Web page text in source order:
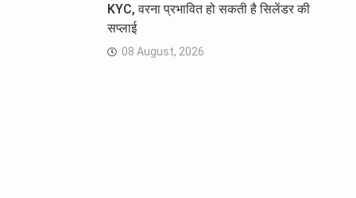
KYC, वरना प्रभावित हो सकती है सिलेंडर की
सप्लाई
08 August, 2026